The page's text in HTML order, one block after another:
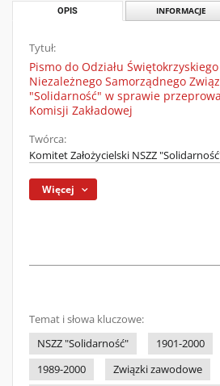
OPIS INFORMACJE
Tytuł:
Pismo do Odziału
Niezależnego Samorządnego
"Solidarność" w sprawie
Komisji Zakładowej
Twórca:
Komitet Założycielski NSZZ
Więcej
Temat i słowa kluczowe:
NSZZ "Solidarność"
1901-2000
1989-2000
Związki zawodowe